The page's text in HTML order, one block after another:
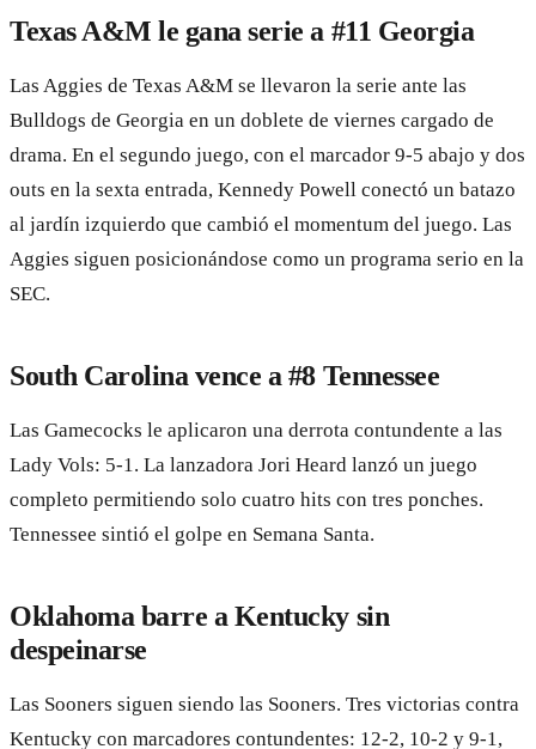
Texas A&M le gana serie a #11 Georgia
Las Aggies de Texas A&M se llevaron la serie ante las
Bulldogs de Georgia en un doblete de viernes cargado de
drama. En el segundo juego, con el marcador 9-5 abajo y dos
outs en la sexta entrada, Kennedy Powell conectó un batazo
al jardín izquierdo que cambió el momentum del juego. Las
Aggies siguen posicionándose como un programa serio en la
SEC.
South Carolina vence a #8 Tennessee
Las Gamecocks le aplicaron una derrota contundente a las
Lady Vols: 5-1. La lanzadora Jori Heard lanzó un juego
completo permitiendo solo cuatro hits con tres ponches.
Tennessee sintió el golpe en Semana Santa.
Oklahoma barre a Kentucky sin
despeinarse
Las Sooners siguen siendo las Sooners. Tres victorias contra
Kentucky con marcadores contundentes: 12-2, 10-2 y 9-1,